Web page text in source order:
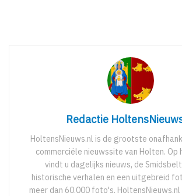
Redactie
HoltensNieuws.nl is de grootste
commerciële nieuwssite van Holten.
vindt u dagelijks nieuws, de
historische verhalen en een uitgebreid
meer dan 60.000 foto's.